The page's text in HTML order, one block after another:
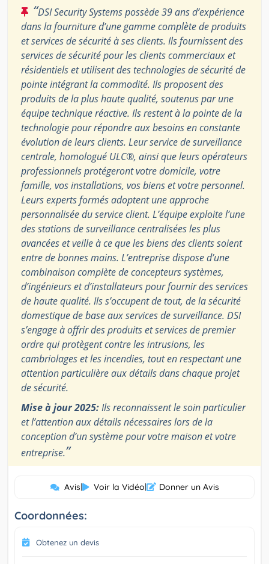
“DSI Security Systems possède 39 ans d’expérience
dans la fourniture d’une gamme complète de produits
et services de sécurité à ses clients. Ils fournissent des
services de sécurité pour les clients commerciaux et
résidentiels et utilisent des technologies de sécurité de
pointe intégrant la commodité. Ils proposent des
produits de la plus haute qualité, soutenus par une
équipe technique réactive. Ils restent à la pointe de la
technologie pour répondre aux besoins en constante
évolution de leurs clients. Leur service de surveillance
centrale, homologué ULC®, ainsi que leurs opérateurs
professionnels protégeront votre domicile, votre
famille, vos installations, vos biens et votre personnel.
Leurs experts formés adoptent une approche
personnalisée du service client. L’équipe exploite l’une
des stations de surveillance centralisées les plus
avancées et veille à ce que les biens des clients soient
entre de bonnes mains. L’entreprise dispose d’une
combinaison complète de concepteurs systèmes,
d’ingénieurs et d’installateurs pour fournir des services
de haute qualité. Ils s’occupent de tout, de la sécurité
domestique de base aux services de surveillance. DSI
s’engage à offrir des produits et services de premier
ordre qui protègent contre les intrusions, les
cambriolages et les incendies, tout en respectant une
attention particulière aux détails dans chaque projet
de sécurité.
Mise à jour 2025:Ils reconnaissent le soin particulier
et l’attention aux détails nécessaires lors de la
conception d’un système pour votre maison et votre
entreprise.”
Avis| Voir la Vidéo| Donner un Avis
Coordonnées:
Obtenez un devis